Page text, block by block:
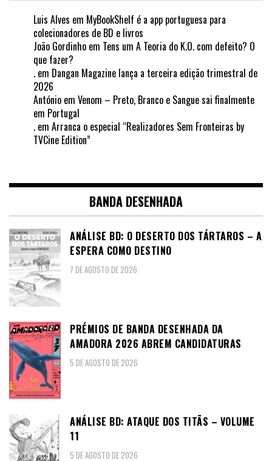
Luis Alves em MyBookShelf é a app portuguesa para
colecionadores de BD e livros
João Gordinho em Tens um A Teoria do K.O. com defeito? O
que fazer?
. em Dangan Magazine lança a terceira edição trimestral de
2026
António em Venom – Preto, Branco e Sangue sai finalmente
em Portugal
. em Arranca o especial “Realizadores Sem Fronteiras by
TVCine Edition”
BANDA DESENHADA
ANÁLISE BD: O DESERTO DOS TÁRTAROS – A
ESPERA COMO DESTINO
7 DE AGOSTO DE 2026
PRÉMIOS DE BANDA DESENHADA DA
AMADORA 2026 ABREM CANDIDATURAS
5 DE AGOSTO DE 2026
ANÁLISE BD: ATAQUE DOS TITÃS – VOLUME
11
5 DE AGOSTO DE 2026